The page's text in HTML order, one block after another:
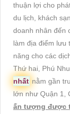
thuận lợi cho
du lịch, khách
doanh nhân đến
làm địa điểm lưu
năng cho các
Thứ hai, Phú
nhất nằm gần
lớn như Quận 1,
ấn tượng được